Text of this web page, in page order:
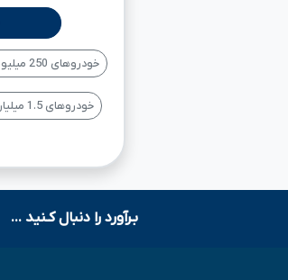
خودروهای 250 میلیونی
خودروهای 1.5 میلیاردی
بـرآورد را دنبال کـنید ...